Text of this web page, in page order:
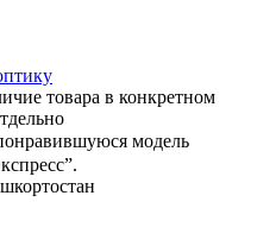
товара в конкретном
модель